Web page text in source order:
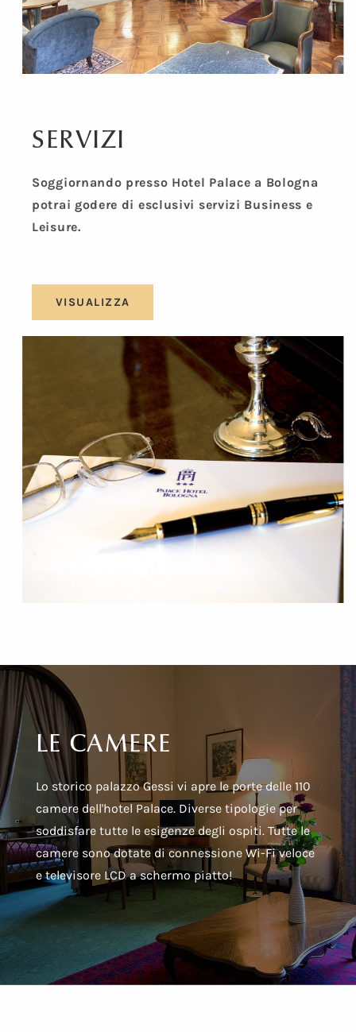
SERVIZI
Soggiornando presso Hotel Palace a Bologna
potrai godere di esclusivi servizi Business e
Leisure.
VISUALIZZA
LE CAMERE
Lo storico palazzo Gessi vi apre le porte delle 110
camere dell'hotel Palace. Diverse tipologie per
soddisfare tutte le esigenze degli ospiti. Tutte le
camere sono dotate di connessione Wi-Fi veloce
e televisore LCD a schermo piatto!